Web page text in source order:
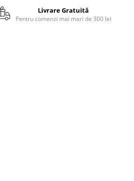
Livrare Gratuită
Pentru comenzi mai mari de 300 lei